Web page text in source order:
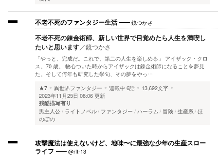
不老不死のファンタジー生活 鏡つかさ
不老不死の錬金術師、新しい世界で目覚めたら人生を満喫し
たいと思います／鏡つかさ
「やっと、完成だ。これで、第二の人生を楽しめる」 アイザック・クロ
ス。70 歳。 物心ついた時からアイザックは錬金術師になることを夢見
た。そして何年も研究した挙句、その夢をやっ…
★7
異世界ファンタジー 連載中 6話
13,692文字
2023年11月25日 08:06 更新
残酷描写有り
男主人公 ライトノベル ファンタジー ハーラム 冒険 生産系 ほ
のぼの
攻撃魔法は使えないけど、地味〜に最強な少年の生産スロー
ライフ
@rft-13